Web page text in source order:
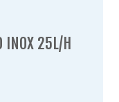
INOX 25L/H